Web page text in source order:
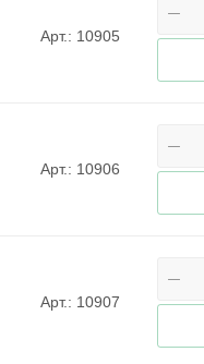
Арт.: 10905
Арт.: 10906
Арт.: 10907